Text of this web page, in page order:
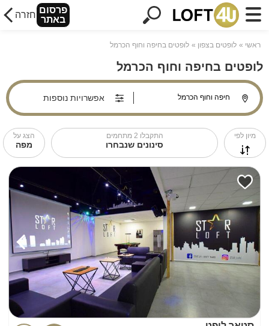
פרסום
באתר חזרה
ראשי לופטים בצפון לופטים בחיפה וחוף הכרמל
לופטים בחיפה וחוף הכרמל
אפשרויות נוספות
מיון לפי התקבלו 2 מתחמים
סינונים שנבחרו
הצג על
מפה